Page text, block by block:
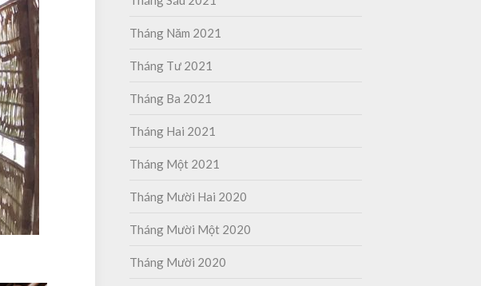
Tháng Năm 2021
Tháng Tư 2021
Tháng Ba 2021
Tháng Hai 2021
Tháng Một 2021
Tháng Mười Hai 2020
Tháng Mười Một 2020
Tháng Mười 2020